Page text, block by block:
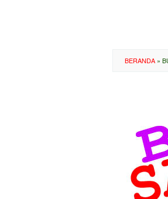
BERANDA »